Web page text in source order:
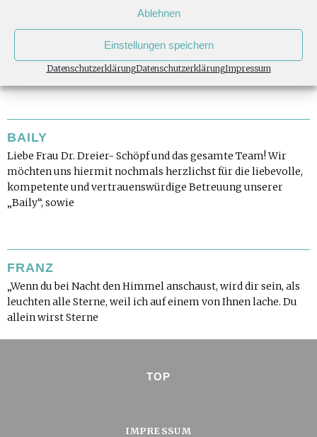
Ablehnen
Einstellungen speichern
DatenschutzerklärungDatenschutzerklärungImpressum
Liebe Frau Dr. Dreier-Schöpf, liebe Frau Dr. Unger, Ich habe
wieder Appetit, fresse wieder voller Aufregung und habe
wieder viel Lebensqualität. Vielen Dank für die
BAILY
Liebe Frau Dr. Dreier- Schöpf und das gesamte Team! Wir
möchten uns hiermit nochmals herzlichst für die liebevolle,
kompetente und vertrauenswürdige Betreuung unserer
„Baily“, sowie
FRANZ
„Wenn du bei Nacht den Himmel anschaust, wird dir sein, als
leuchten alle Sterne, weil ich auf einem von Ihnen lache. Du
allein wirst Sterne
TOP
IMPRESSUM